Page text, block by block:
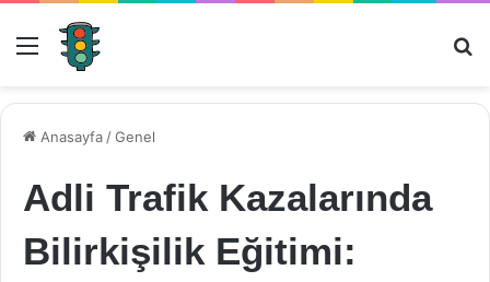
Menü
Anasayfa /Genel
Adli Trafik Kazalarında
Bilirkişilik Eğitimi: